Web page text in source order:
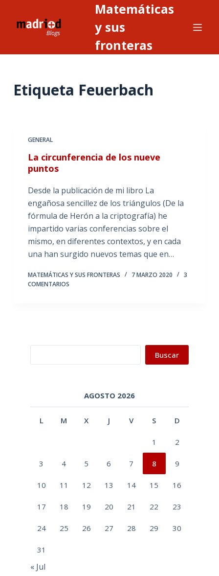
Matemáticas
y sus
fronteras
Etiqueta Feuerbach
GENERAL
La circunferencia de los nueve
puntos
Desde la publicación de mi libro La
engañosa sencillez de los triángulos (De la
fórmula de Herón a la criptografía) he
impartido varias conferencias sobre el
mismo, en diferentes contextos, y en cada
una han surgido nuevos temas que en…
MATEMÁTICAS Y SUS FRONTERAS 7 MARZO 2020
3
COMENTARIOS
Buscar
AGOSTO 2026
L M X J V S D
1 2
3 4 5 6 7 8 9
10 11 12 13 14 15 16
17 18 19 20 21 22 23
24 25 26 27 28 29 30
31
« Jul